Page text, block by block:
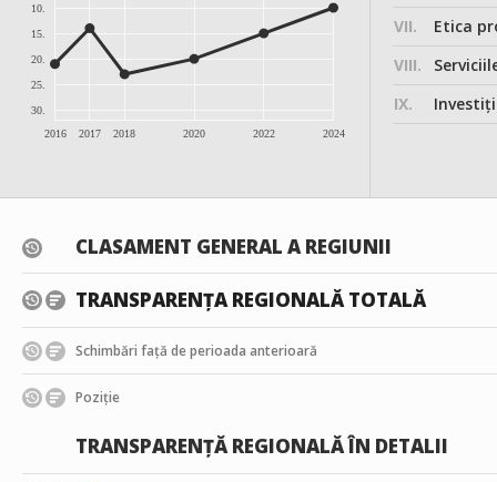
2016 2017 2018 2020 2022 2024
10.
15.
20.
25.
30.
VII.
Etica
VIII.
IX.
Investițiile,
CLASAMENT GENERAL A REGIUNII
TRANSPARENȚA REGIONALĂ TOTALĂ
Schimbări față de perioada anterioară
Poziție
TRANSPARENȚĂ REGIONALĂ ÎN DETALII